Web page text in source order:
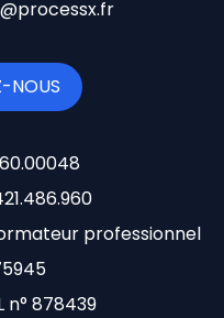
NOUS
professionnel
n° 878439